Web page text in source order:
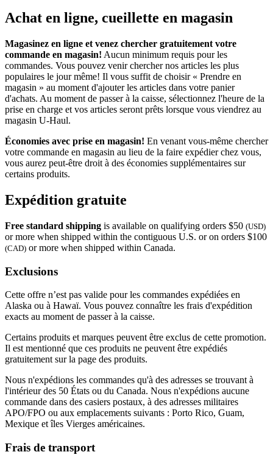
Achat en ligne, cueillette en magasin
Magasinez en ligne et venez chercher gratuitement votre
commande en magasin! Aucun minimum requis pour les
commandes. Vous pouvez venir chercher nos articles les plus
populaires le jour même! Il vous suffit de choisir « Prendre en
magasin » au moment d'ajouter les articles dans votre panier
d'achats. Au moment de passer à la caisse, sélectionnez l'heure de la
prise en charge et vos articles seront prêts lorsque vous viendrez au
magasin U-Haul.
Économies avec prise en magasin! En venant vous-même chercher
votre commande en magasin au lieu de la faire expédier chez vous,
vous aurez peut-être droit à des économies supplémentaires sur
certains produits.
Expédition gratuite
Free standard shipping is available on qualifying orders $50 (USD)
or more when shipped within the contiguous U.S. or on orders $100
(CAD) or more when shipped within Canada.
Exclusions
Cette offre n’est pas valide pour les commandes expédiées en
Alaska ou à Hawaï. Vous pouvez connaître les frais d'expédition
exacts au moment de passer à la caisse.
Certains produits et marques peuvent être exclus de cette promotion.
Il est mentionné que ces produits ne peuvent être expédiés
gratuitement sur la page des produits.
Nous n'expédions les commandes qu'à des adresses se trouvant à
l'intérieur des 50 États ou du Canada. Nous n'expédions aucune
commande dans des casiers postaux, à des adresses militaires
APO/FPO ou aux emplacements suivants : Porto Rico, Guam,
Mexique et îles Vierges américaines.
Frais de transport